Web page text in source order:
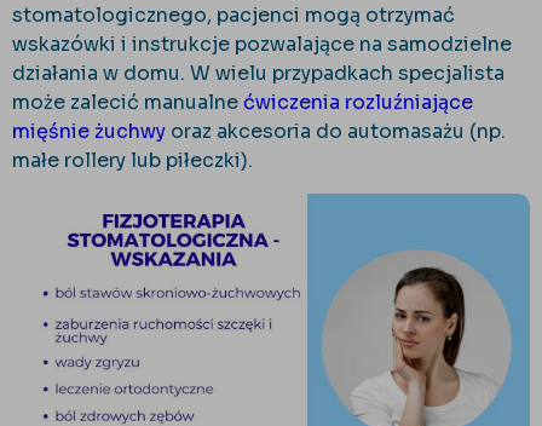
stomatologicznego, pacjenci mogą otrzymać
wskazówki i instrukcje pozwalające na samodzielne
działania w domu. W wielu przypadkach specjalista
może zalecić manualnećwiczenia rozluźniające
mięśnie żuchwy oraz akcesoria do automasażu (np.
małe rollery lub piłeczki).